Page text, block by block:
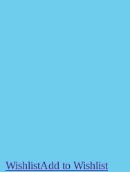
WishlistAdd to Wishlist